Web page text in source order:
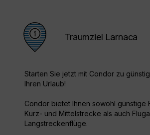
Traumziel Larnaca
Starten Sie jetzt mit Condor zu
Ihren Urlaub!
Condor bietet Ihnen sowohl günstige
Kurz- und Mittelstrecke als auch
Langstreckenflüge.